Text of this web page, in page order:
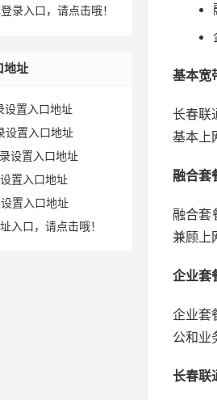
基本宽
长春联
基本上
融合套
融合套
兼顾上
企业套
企业套
公和业
长春联
录入口，请点击哦！
地址
设置入口地址
设置入口地址
设置入口地址
置入口地址
置入口地址
入口，请点击哦！